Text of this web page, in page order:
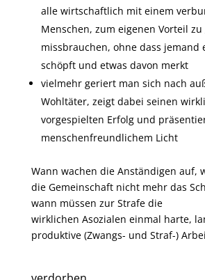
alle wirtschaftlich mit einem
Menschen, zum eigenen Vorteil zu
missbrauchen, ohne dass jemand
schöpft und etwas davon merkt
vielmehr geriert man sich nach
Wohltäter, zeigt dabei seinen
vorgespielten Erfolg und
menschenfreundlichem Licht
Wann wachen die Anständigen auf,
die Gemeinschaft nicht mehr das
wann müssen zur Strafe die
wirklichen Asozialen einmal harte,
produktive (Zwangs- und Straf-)